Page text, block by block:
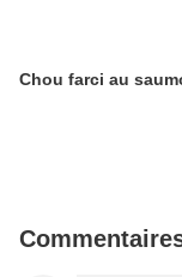
Chou farci au